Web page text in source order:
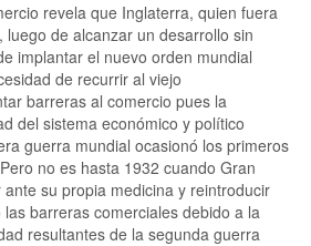
revela que Inglaterra, quien fuera
de alcanzar un desarrollo sin
implantar el nuevo orden mundial
de recurrir al viejo
barreras al comercio pues la
del sistema económico y político
guerra mundial ocasionó los primeros
no es hasta 1932 cuando Gran
su propia medicina y reintroducir
barreras comerciales debido a la
resultantes de la segunda guerra